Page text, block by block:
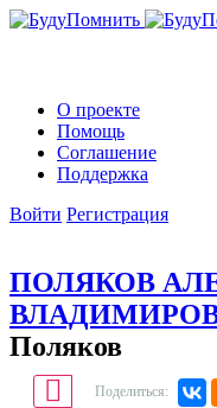
О проекте
Помощь
Cоглашение
Поддержка
Войти Регистрация
ПОЛЯКОВ
Поляков
Поделиться: